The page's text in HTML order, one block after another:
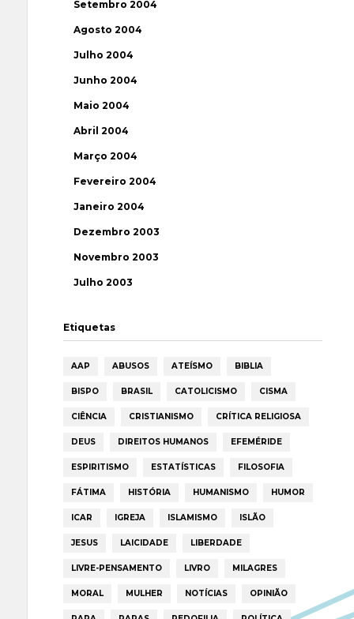
Setembro 2004
Agosto 2004
Julho 2004
Junho 2004
Maio 2004
Abril 2004
Março 2004
Fevereiro 2004
Janeiro 2004
Dezembro 2003
Novembro 2003
Julho 2003
Etiquetas
AAP ABUSOS ATEÍSMO BIBLIA
BISPO BRASIL CATOLICISMO CISMA
CIÊNCIA CRISTIANISMO CRÍTICA RELIGIOSA
DEUS DIREITOS HUMANOS EFEMÉRIDE
ESPIRITISMO ESTATÍSTICAS FILOSOFIA
FÁTIMA HISTÓRIA HUMANISMO HUMOR
ICAR IGREJA ISLAMISMO ISLÃO
JESUS LAICIDADE LIBERDADE
LIVRE-PENSAMENTO LIVRO MILAGRES
MORAL MULHER NOTÍCIAS OPINIÃO